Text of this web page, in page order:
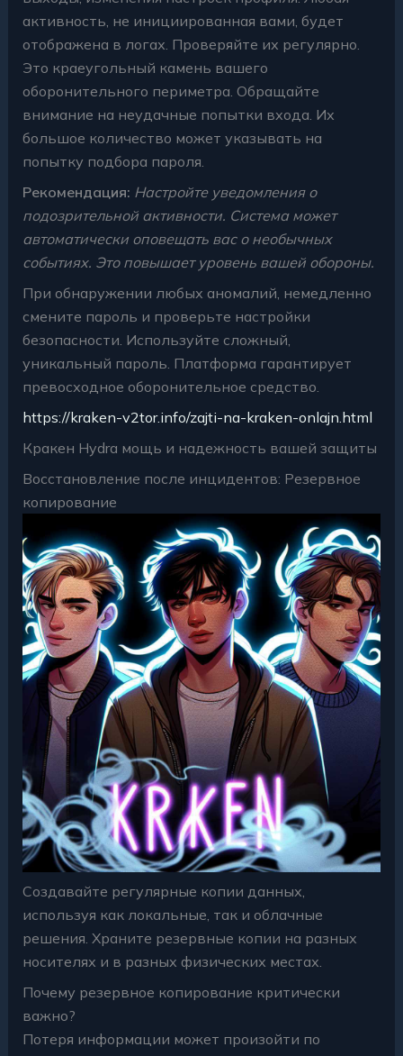
активность, не инициированная вами, будет
отображена в логах. Проверяйте их регулярно.
Это краеугольный камень вашего
оборонительного периметра. Обращайте
внимание на неудачные попытки входа. Их
большое количество может указывать на
попытку подбора пароля.
Рекомендация: Настройте уведомления о
подозрительной активности. Система может
автоматически оповещать вас о необычных
событиях. Это повышает уровень вашей обороны.
При обнаружении любых аномалий, немедленно
смените пароль и проверьте настройки
безопасности. Используйте сложный,
уникальный пароль. Платформа гарантирует
превосходное оборонительное средство.
https://kraken-v2tor.info/zajti-na-kraken-onlajn.html
Кракен Hydra мощь и надежность вашей защиты
Восстановление после инцидентов: Резервное
копирование
Создавайте регулярные копии данных,
используя как локальные, так и облачные
решения. Храните резервные копии на разных
носителях и в разных физических местах.
Почему резервное копирование критически
важно?
Потеря информации может произойти по